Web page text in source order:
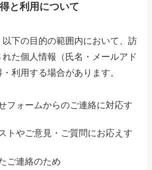
と利用について
下の目的の範囲内において、訪
た個人情報（氏名・メールアド
利用する場合があります。
フォームからのご連絡に対応す
トやご意見・ご質問にお応えす
ご連絡のため